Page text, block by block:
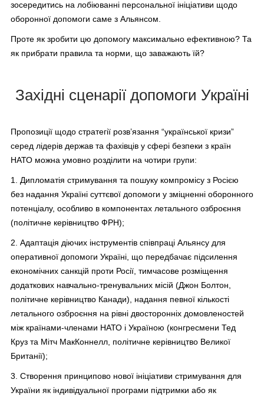
зосередитись на лобіюванні персональної ініціативи щодо
оборонної допомоги саме з Альянсом.
Проте як зробити цю допомогу максимально ефективною? Та
як прибрати правила та норми, що заважають їй?
Західні сценарії допомоги Україні
Пропозиції щодо стратегії розв’язання “української кризи”
серед лідерів держав та фахівців у сфері безпеки з країн
НАТО можна умовно розділити на чотири групи:
1. Дипломатія стримування та пошуку компромісу з Росією
без надання Україні суттєвої допомоги у зміцненні оборонного
потенціалу, особливо в компонентах летального озброєння
(політичне керівництво ФРН);
2. Адаптація діючих інструментів співпраці Альянсу для
оперативної допомоги Україні, що передбачає підсилення
економічних санкцій проти Росії, тимчасове розміщення
додаткових навчально-тренувальних місій (Джон Болтон,
політичне керівництво Канади), надання певної кількості
летального озброєння на рівні двосторонніх домовленостей
між країнами-членами НАТО і Україною (конгресмени Тед
Круз та Мітч МакКоннелл, політичне керівництво Великої
Британії);
3. Створення принципово нової ініціативи стримування для
України як індивідуальної програми підтримки або як